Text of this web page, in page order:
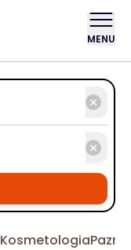
MENU
Kosmetologia